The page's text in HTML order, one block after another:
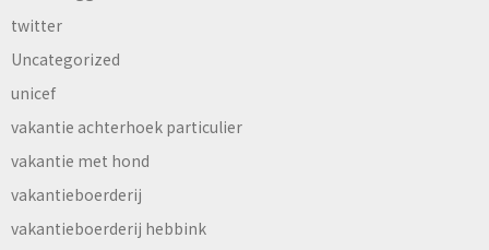
twitter
Uncategorized
unicef
vakantie achterhoek particulier
vakantie met hond
vakantieboerderij
vakantieboerderij hebbink